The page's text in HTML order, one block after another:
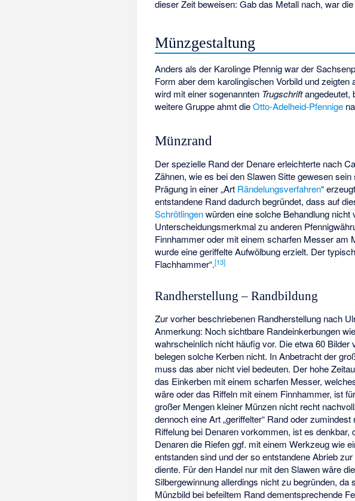
dieser Zeit beweisen: Gab das Metall nach, war
Münzgestaltung
Anders als der Karolinge Pfennig war der
Form aber dem karolingischen Vorbild und
wird mit einer sogenannten Trugschriftangedeutet,
weitere Gruppe ahmt dieOtto-Adelheid-Pfennige
Münzrand
Der spezielle Rand der Denare erleichterte nach
Zähnen, wie es bei den Slawen Sitte gewesen sein
Prägung in einer „Art Rändelungsverfahren“
entstandene Rand dadurch begründet, dass auf
Schrötlingenwürden eine solche Behandlung
Unterscheidungsmerkmal zu anderen
Finnhammer oder mit einem scharfen Messer
wurde eine geriffelte Aufwölbung erzielt. Der
Flachhammer“.[13]
Randherstellung – Randbildung
Zur vorher beschriebenen Randherstellung nach
Anmerkung: Noch sichtbare Randeinkerbungen
wahrscheinlich nicht häufig vor. Die etwa 60 Bilder
belegen solche Kerben nicht. In Anbetracht der
muss das aber nicht viel bedeuten. Der hohe
das Einkerben mit einem scharfen Messer,
wäre oder das Riffeln mit einem Finnhammer, ist
großer Mengen kleiner Münzen nicht recht
dennoch eine Art „geriffelter“ Rand oder
Riffelungbei Denaren vorkommen, ist es denkbar,
Denaren die Riefen ggf. mit einem Werkzeug wie
entstanden sind und der so entstandene Abrieb
diente. Für den Handel nur mit den Slawen wäre
Silbergewinnung allerdings nicht zu begründen,
Münzbild bei befeiltem Rand dementsprechende